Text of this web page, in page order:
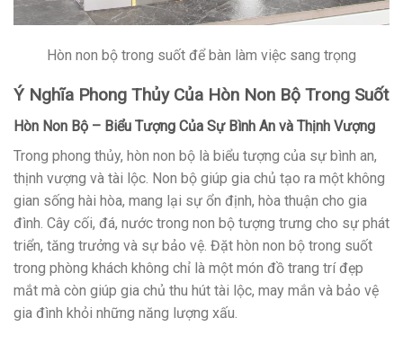
Hòn non bộ trong suốt để bàn làm việc sang trọng
Ý Nghĩa Phong Thủy Của Hòn Non Bộ Trong Suốt
Hòn Non Bộ – Biểu Tượng Của Sự Bình An và Thịnh Vượng
Trong phong thủy, hòn non bộ là biểu tượng của sự bình an,
thịnh vượng và tài lộc. Non bộ giúp gia chủ tạo ra một không
gian sống hài hòa, mang lại sự ổn định, hòa thuận cho gia
đình. Cây cối, đá, nước trong non bộ tượng trưng cho sự phát
triển, tăng trưởng và sự bảo vệ. Đặt hòn non bộ trong suốt
trong phòng khách không chỉ là một món đồ trang trí đẹp
mắt mà còn giúp gia chủ thu hút tài lộc, may mắn và bảo vệ
gia đình khỏi những năng lượng xấu.